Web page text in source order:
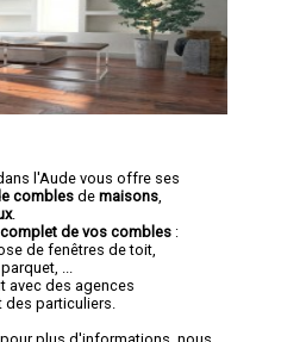
l'Aude vous offre ses
combles de maisons
.
de vos combles :
de fenêtres de toit,
...
avec des agences
particuliers.